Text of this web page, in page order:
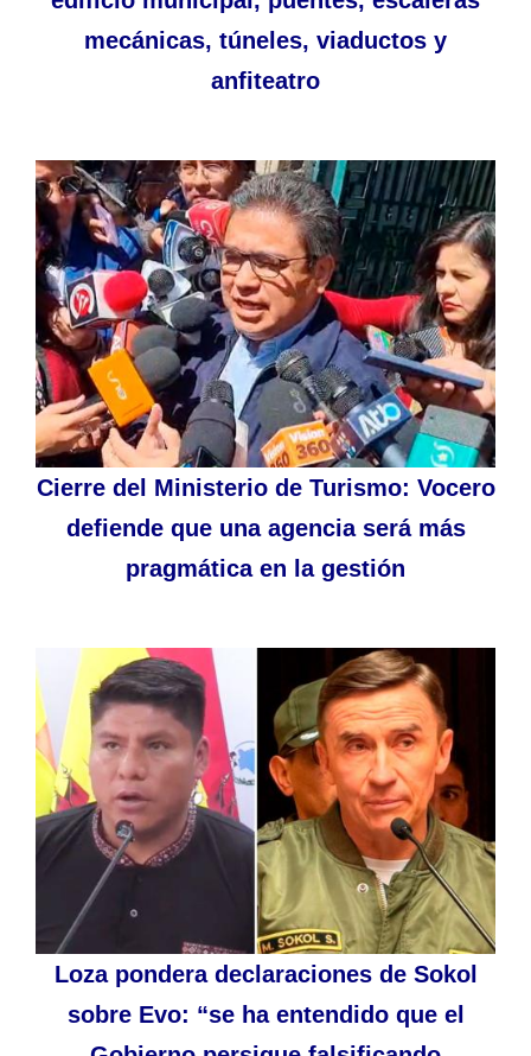
mecánicas, túneles, viaductos y
anfiteatro
Cierre del Ministerio de Turismo: Vocero
defiende que una agencia será más
pragmática en la gestión
Loza pondera declaraciones de Sokol
sobre Evo: “se ha entendido que el